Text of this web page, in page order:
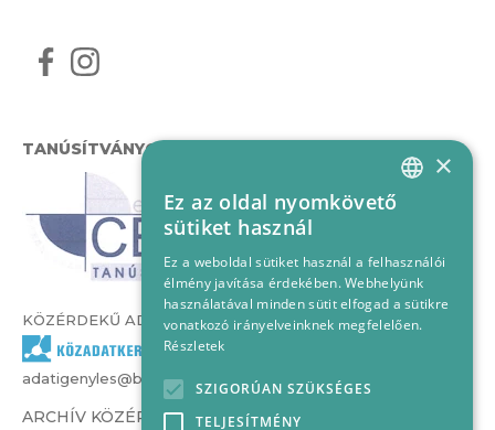
TANÚSÍTVÁNYOK
KÖZÉRDEKŰ ADATOK
adatigenyles@bvcs.hu
ARCHÍV KÖZÉRDEKŰ ADATOK –
HUNGARIAN
×
Ez az oldal nyomkövető
sütiket használ
Ez a weboldal sütiket használ a felhasználói
élmény javítása érdekében. Webhelyünk
használatával minden sütit elfogad a sütikre
vonatkozó irányelveinknek megfelelően.
Részletek
SZIGORÚAN SZÜKSÉGES
TELJESÍTMÉNY